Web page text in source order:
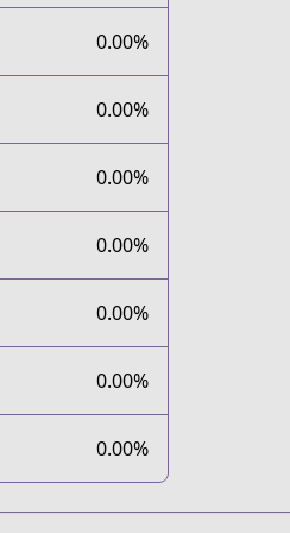
0.00%
0.00%
0.00%
0.00%
0.00%
0.00%
0.00%